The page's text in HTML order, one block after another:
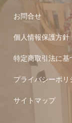
お問合せ
個人情報保護方針
特定商取引法に基
プライバシーポリ
サイトマップ